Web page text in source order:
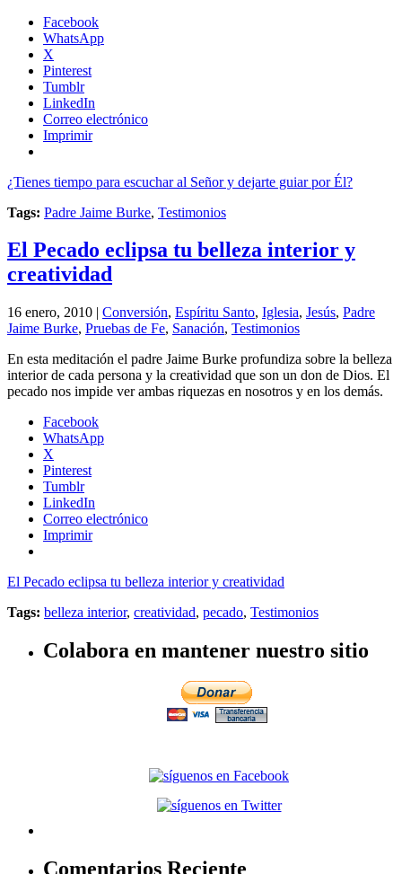
Facebook
WhatsApp
X
Pinterest
Tumblr
LinkedIn
Correo electrónico
Imprimir
¿Tienes tiempo para escuchar al Señor y dejarte guiar por Él?
Tags: Padre Jaime Burke, Testimonios
El Pecado eclipsa tu belleza interior y
creatividad
16 enero, 2010 | Conversión, Espíritu Santo, Iglesia, Jesús, Padre
Jaime Burke, Pruebas de Fe, Sanación, Testimonios
En esta meditación el padre Jaime Burke profundiza sobre la belleza
interior de cada persona y la creatividad que son un don de Dios. El
pecado nos impide ver ambas riquezas en nosotros y en los demás.
Facebook
WhatsApp
X
Pinterest
Tumblr
LinkedIn
Correo electrónico
Imprimir
El Pecado eclipsa tu belleza interior y creatividad
Tags: belleza interior, creatividad, pecado, Testimonios
Colabora en mantener nuestro sitio
Comentarios Reciente